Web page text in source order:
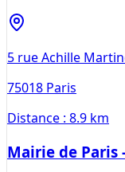
5 rue Achille
75018 Paris
Distance : 8.9 km
Mairie de Paris